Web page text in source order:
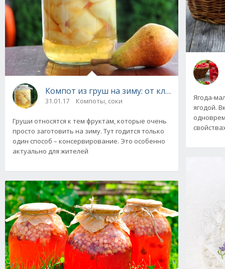
Компот из груш на зиму: от классического
31.01.17 Компоты, соки
Груши относятся к тем фруктам, которые очень
просто заготовить на зиму. Тут годится только
один способ – консервирование. Это особенно
актуально для жителей
Ягода-
ягодой.